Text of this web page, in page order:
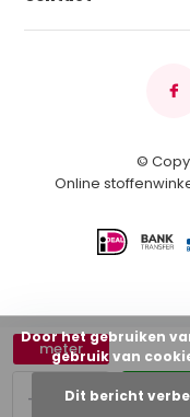
+
-
meter
©
Online
Door het gebruiken
gebruik van
Dit bericht